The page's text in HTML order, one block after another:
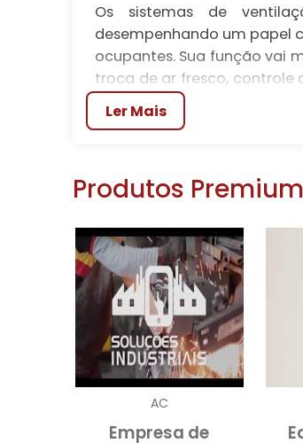
Os sistemas de
desempenhando um papel
ocupantes. Sua função vai
troca de ar fresco,
saudáveis e produtivos.
sistemas de ventilação
poluentes, mofo e até
comerciais, como
produtividade e a
ventilação eficiente não é
sucesso empresarial.
TIPOS DE
Os sistemas de
ventilação mecânica e
únicas que se adequam a
natural se baseia na
Ler Mais
Produtos Premium
AC
Empresa de